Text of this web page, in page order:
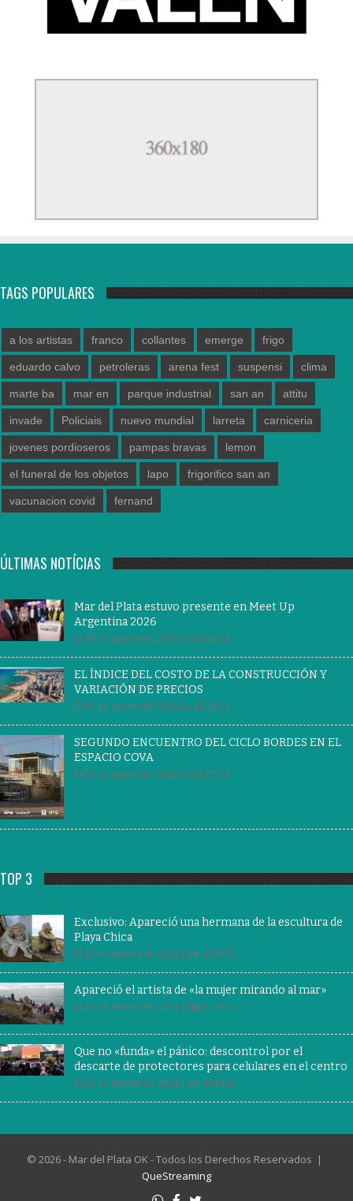
TAGS POPULARES
a los artistas franco collantes emerge frigo
eduardo calvo petroleras arena fest suspensi clima
marte ba mar en parque industrial san an attitu
invade Policiais nuevo mundial larreta carniceria
jovenes pordioseros pampas bravas lemon
el funeral de los objetos lapo frigorifico san an
vacunacion covid fernand
ÚLTIMAS NOTÍCIAS
Mar del Plata estuvo presente en Meet Up
Argentina 2026
07 de agosto de 2026 às 14:36:24
EL ÍNDICE DEL COSTO DE LA CONSTRUCCIÓN Y
VARIACIÓN DE PRECIOS
07 de agosto de 2026 às 14:10:23
SEGUNDO ENCUENTRO DEL CICLO BORDES EN EL
ESPACIO COVA
07 de agosto de 2026 às 14:07:43
TOP 3
Exclusivo: Apareció una hermana de la escultura de
Playa Chica
17 de febrero de 2021 | 299555
Apareció el artista de «la mujer mirando al mar»
19 de febrero de 2021 | 177635
Que no «funda» el pánico: descontrol por el
descarte de protectores para celulares en el centro
08 de febrero de 2021 | 149302
© 2026 - Mar del Plata OK - Todos los Derechos Reservados |
QueStreaming